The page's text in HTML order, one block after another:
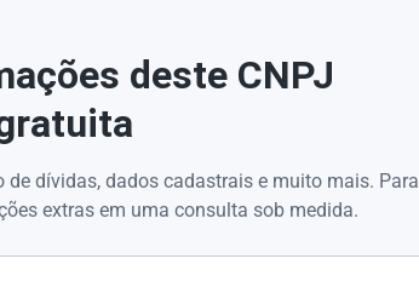
deste CNPJ
dívidas, dados cadastrais e muito mais. Para
extras em uma consulta sob medida.